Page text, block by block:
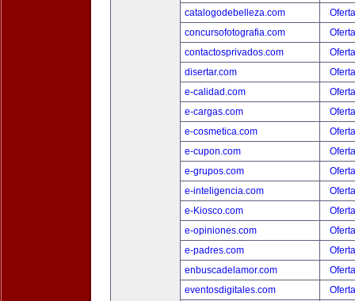
catalogodebelleza.com
concursofotografia.com
contactosprivados.com
disertar.com
e-calidad.com
e-cargas.com
e-cosmetica.com
e-cupon.com
e-grupos.com
e-inteligencia.com
e-Kiosco.com
e-opiniones.com
e-padres.com
enbuscadelamor.com
eventosdigitales.com